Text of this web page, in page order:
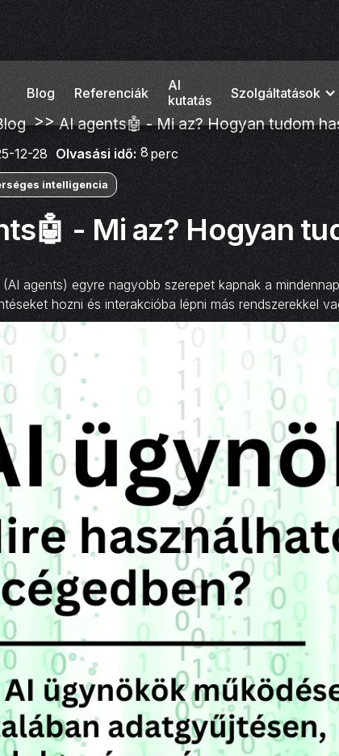
Blog Referenciák
AI
kutatás
Szolgáltatások
>> AI agents🤖 - Mi az? Hogyan tudom
12-28 Olvasási idő: 8perc
intelligencia
- Mi az? Hogyan
agents) egyre nagyobb szerepet kapnak a
hozni és interakcióba lépni más rendszerekkel